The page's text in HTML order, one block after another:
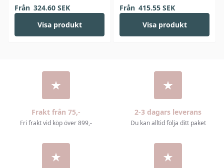
Från 324.60SEK
Visa produkt
Från 415.55SEK
Visa produkt
Frakt från 75,-
Fri frakt vid köp över 899,-
2-3 dagars leverans
Du kan alltid följa ditt paket